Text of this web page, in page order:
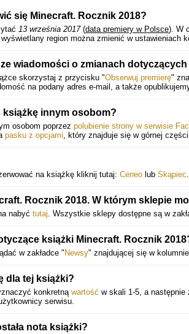
się Minecraft. Rocznik 2018?
13 września 2017(data premiery w Polsce). W
region można zmienić w ustawieniach
wiadomości o zmianach
skorzystaj z przycisku "Obserwuj premierę"
na podany adres e-mail, a także
książkę innym osobom?
osobom poprzez polubienie strony w serwisie
pasku z opcjami, który znajduje się w górnej
na książkę kliknij tutaj: Ceneo lub Skąpiec.
Rocznik 2018. W którym sklepie
nabyć tutaj. Wszystkie sklepy dostępne są w
książki Minecraft. Rocznik
w zakładce " Newsy" znajdującej się w
dla tej książki?
konkretną wartość w skali 1-5, a następnie
serwisu.
nota książki?